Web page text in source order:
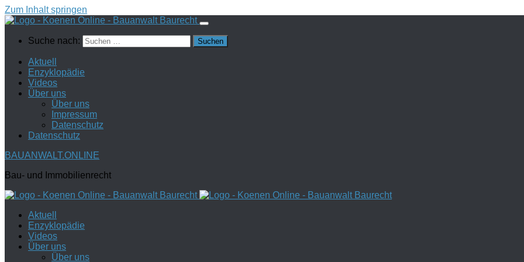
Zum Inhalt springen
Suche nach:
Aktuell
Enzyklopädie
Videos
Über uns
Über uns
Impressum
Datenschutz
Datenschutz
BAUANWALT.ONLINE
Bau- und Immobilienrecht
Aktuell
Enzyklopädie
Videos
Über uns
Über uns